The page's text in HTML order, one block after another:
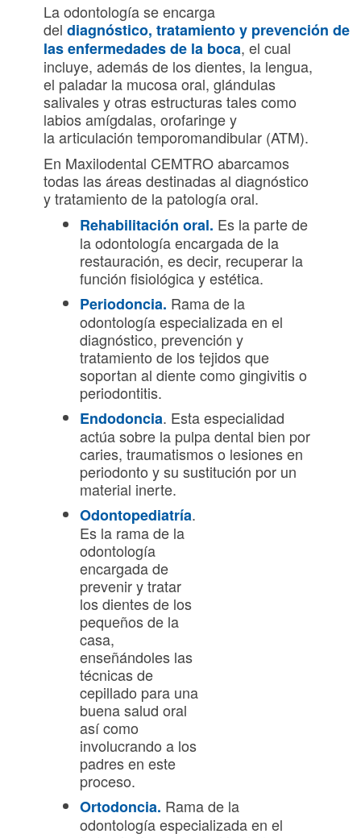
La odontología se encarga
del diagnóstico, tratamiento y prevención de
las enfermedades de la boca, el cual
incluye, además de los dientes, la lengua,
el paladar la mucosa oral, glándulas
salivales y otras estructuras tales como
labios amígdalas, orofaringe y
la articulación temporomandibular (ATM).
En Maxilodental CEMTRO abarcamos
todas las áreas destinadas al diagnóstico
y tratamiento de la patología oral.
Rehabilitación oral. Es la parte de
la odontología encargada de la
restauración, es decir, recuperar la
función fisiológica y estética.
Periodoncia. Rama de la
odontología especializada en el
diagnóstico, prevención y
tratamiento de los tejidos que
soportan al diente como gingivitis o
periodontitis.
Endodoncia. Esta especialidad
actúa sobre la pulpa dental bien por
caries, traumatismos o lesiones en
periodonto y su sustitución por un
material inerte.
Odontopediatría.
Es la rama de la
odontología
encargada de
prevenir y tratar
los dientes de los
pequeños de la
casa,
enseñándoles las
técnicas de
cepillado para una
buena salud oral
así como
involucrando a los
padres en este
proceso.
Ortodoncia. Rama de la
odontología especializada en el